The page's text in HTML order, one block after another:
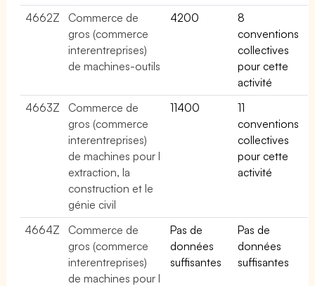
4662Z
Commerce de
gros (commerce
interentreprises)
de machines-outils
4200
8
conventions
collectives
pour cette
activité
4663Z
Commerce de
gros (commerce
interentreprises)
de machines pour l
extraction, la
construction et le
génie civil
11400
11
conventions
collectives
pour cette
activité
4664Z
Commerce de
gros (commerce
interentreprises)
de machines pour l
Pas de
données
suffisantes
Pas de
données
suffisantes